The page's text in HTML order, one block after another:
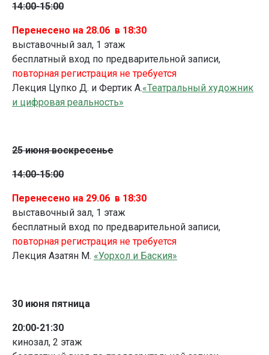
14:00-15:00
Перенесено на 28.06 в 18:30
выставочный зал, 1 этаж
бесплатный вход по предварительной записи,
повторная регистрация не требуется
Лекция Цупко Д. и Фертик А.«Театральный художник
и цифровая реальность»
25 июня воскресенье
14:00-15:00
Перенесено на 29.06 в 18:30
выставочный зал, 1 этаж
бесплатный вход по предварительной записи,
повторная регистрация не требуется
Лекция Азатян М. «Уорхол и Баския»
30 июня пятница
20:00-21:30
кинозал, 2 этаж